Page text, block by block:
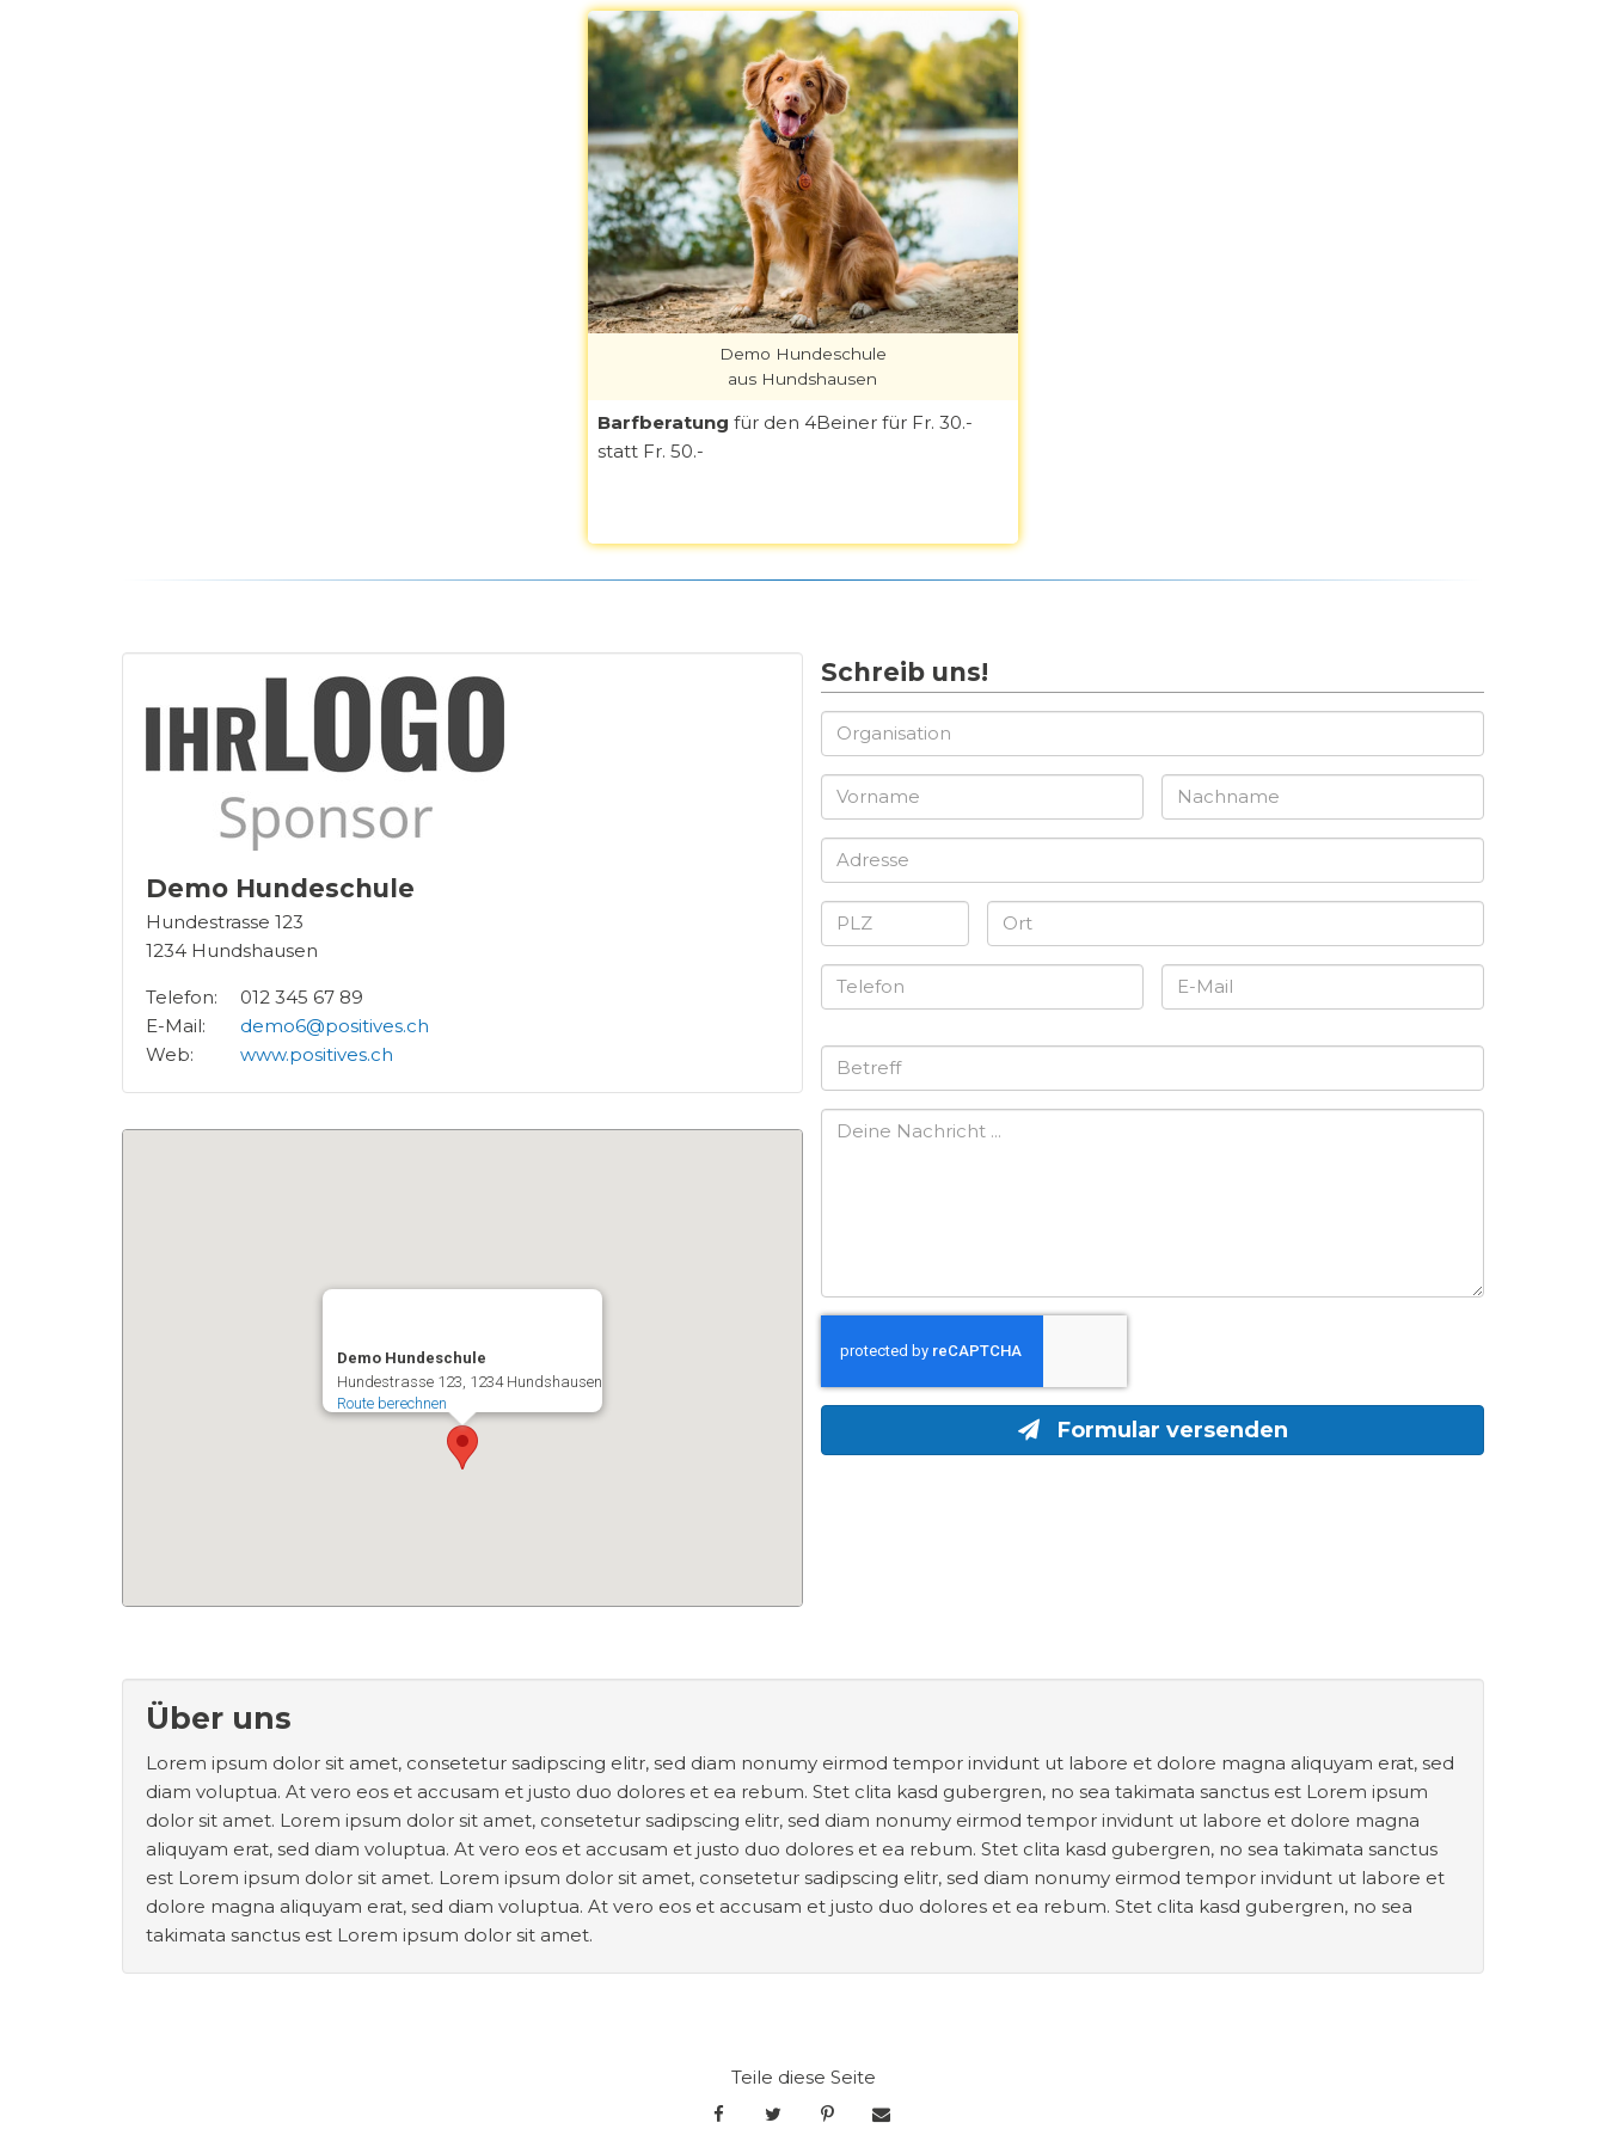
Demo Hundeschule
aus Hundshausen
Barfberatung für den 4Beiner für Fr. 30.-
statt Fr. 50.-
Demo Hundeschule
Hundestrasse 123
1234 Hundshausen
Telefon:
012 345 67 89
E-Mail:
demo6@positives.ch
Web:
www.positives.ch
Demo Hundeschule
Hundestrasse 123 1234 Hundshausen
Route berechnen
Schreib uns!
Formular versenden
Über uns
Lorem ipsum dolor sit amet, consetetur sadipscing elitr, sed diam nonumy eirmod tempor invidunt ut labore et dolore magna aliquyam erat, sed
diam voluptua. At vero eos et accusam et justo duo dolores et ea rebum. Stet clita kasd gubergren, no sea takimata sanctus est Lorem ipsum
dolor sit amet. Lorem ipsum dolor sit amet, consetetur sadipscing elitr, sed diam nonumy eirmod tempor invidunt ut labore et dolore magna
aliquyam erat, sed diam voluptua. At vero eos et accusam et justo duo dolores et ea rebum. Stet clita kasd gubergren, no sea takimata sanctus
est Lorem ipsum dolor sit amet. Lorem ipsum dolor sit amet, consetetur sadipscing elitr, sed diam nonumy eirmod tempor invidunt ut labore et
dolore magna aliquyam erat, sed diam voluptua. At vero eos et accusam et justo duo dolores et ea rebum. Stet clita kasd gubergren, no sea
takimata sanctus est Lorem ipsum dolor sit amet.
Teile diese Seite